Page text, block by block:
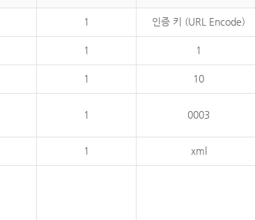
1 인증 키 (URL Encode)
1 1
1 10
1 0003
1 xml